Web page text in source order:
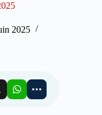
2025